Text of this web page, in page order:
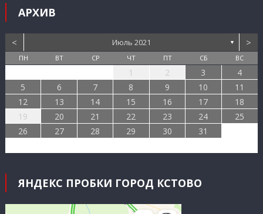
АРХИВ
< Июль 2021 ▼ >
ПН ВТ СР ЧТ ПТ СБ ВС
1 2 3
4
5
6 7 8 9 10
11
12
13 14 15 16 17
18
19
20 21 22 23 24
25
26
27 28 29 30 31
ЯНДЕКС ПРОБКИ ГОРОД КСТОВО